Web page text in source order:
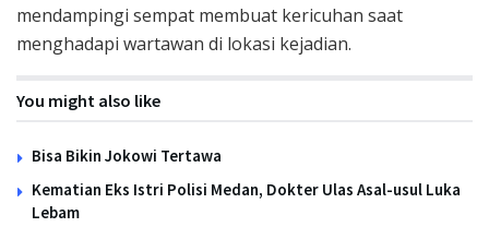
mendampingi sempat membuat kericuhan saat
menghadapi wartawan di lokasi kejadian.
You might also like
Bisa Bikin Jokowi Tertawa
Kematian Eks Istri Polisi Medan, Dokter Ulas Asal-usul Luka
Lebam